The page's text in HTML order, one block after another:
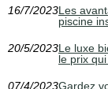
16/7/2023Les
piscine
20/5/2023Le luxe
le prix
07/4/2023Gardez